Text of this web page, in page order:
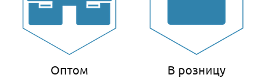
Оптом В розницу